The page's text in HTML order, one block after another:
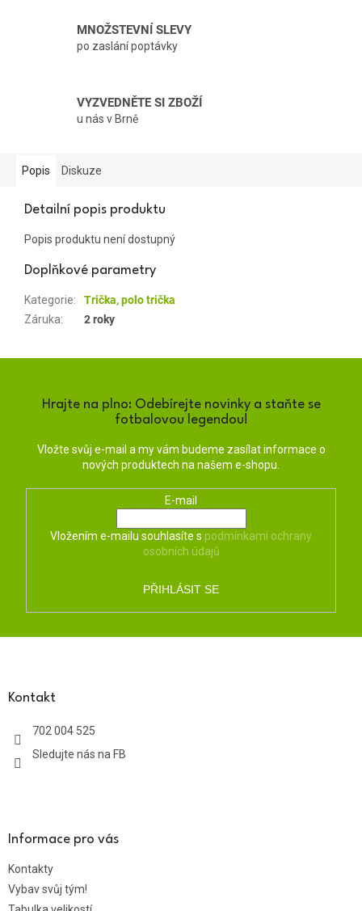
MNOŽSTEVNÍ SLEVY
po zaslání poptávky
VYZVEDNĚTE SI ZBOŽÍ
u nás v Brně
Popis Diskuze
Detailní popis produktu
Popis produktu není dostupný
Doplňkové parametry
Kategorie:
Trička, polo trička
Záruka: 2 roky
Hrajte na plno: Odebírejte novinky a staňte se
fotbalovou legendou!
Vložte svůj e-mail a my vám budeme zasílat informace o
nových produktech na našem e-shopu.
E-mail
Vložením e-mailu souhlasíte s podmínkami ochrany
osobních údajů
PŘIHLÁSIT SE
Kontakt
702 004 525
Sledujte nás na FB
Informace pro vás
Kontakty
Vybav svůj tým!